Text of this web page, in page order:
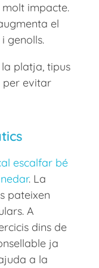
impacte.
el
genolls.
platja, tipus
per evitar
escalfar bé
. La
pateixen
A
dins de
ja
a la